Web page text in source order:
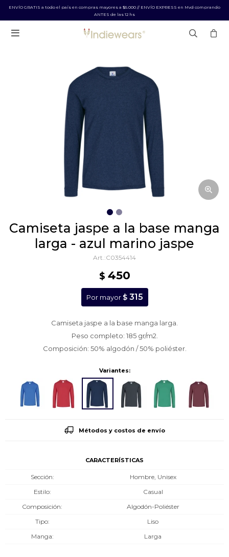
ENVÍO GRATIS a todo el país en compras mayores a $5.000 // ENVÍO EXPRESS en Mvd comprando
ANTES de las 12 hs

camiseta jaspe a la base manga
larga - azul marino jaspe
C0354414
$ 450
Por mayor $ 315
Camiseta jaspe a la base manga larga.
Peso completo: 185 gr/m2.
Composición: 50% algodón / 50% poliéster.
Variantes:
Métodos y costos de envío
CARACTERÍSTICAS
Sección
Hombre, Unisex
Estilo
Casual
Composición
Algodón-Poliéster
Tipo
Liso
Manga
Larga